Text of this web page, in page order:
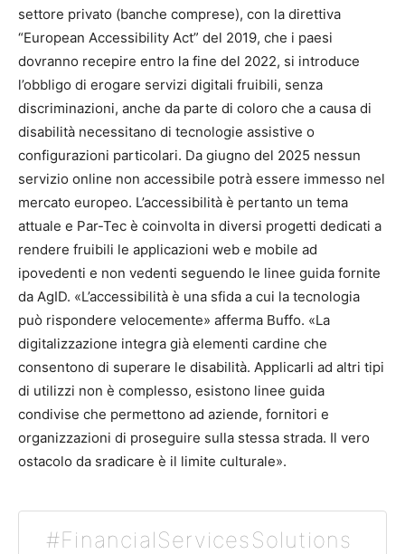
settore privato (banche comprese), con la direttiva
“European Accessibility Act” del 2019, che i paesi
dovranno recepire entro la fine del 2022, si introduce
l’obbligo di erogare servizi digitali fruibili, senza
discriminazioni, anche da parte di coloro che a causa di
disabilità necessitano di tecnologie assistive o
configurazioni particolari. Da giugno del 2025 nessun
servizio online non accessibile potrà essere immesso nel
mercato europeo. L’accessibilità è pertanto un tema
attuale e Par-Tec è coinvolta in diversi progetti dedicati a
rendere fruibili le applicazioni web e mobile ad
ipovedenti e non vedenti seguendo le linee guida fornite
da AgID. «L’accessibilità è una sfida a cui la tecnologia
può rispondere velocemente» afferma Buffo. «La
digitalizzazione integra già elementi cardine che
consentono di superare le disabilità. Applicarli ad altri tipi
di utilizzi non è complesso, esistono linee guida
condivise che permettono ad aziende, fornitori e
organizzazioni di proseguire sulla stessa strada. Il vero
ostacolo da sradicare è il limite culturale».
#FinancialServicesSolutions